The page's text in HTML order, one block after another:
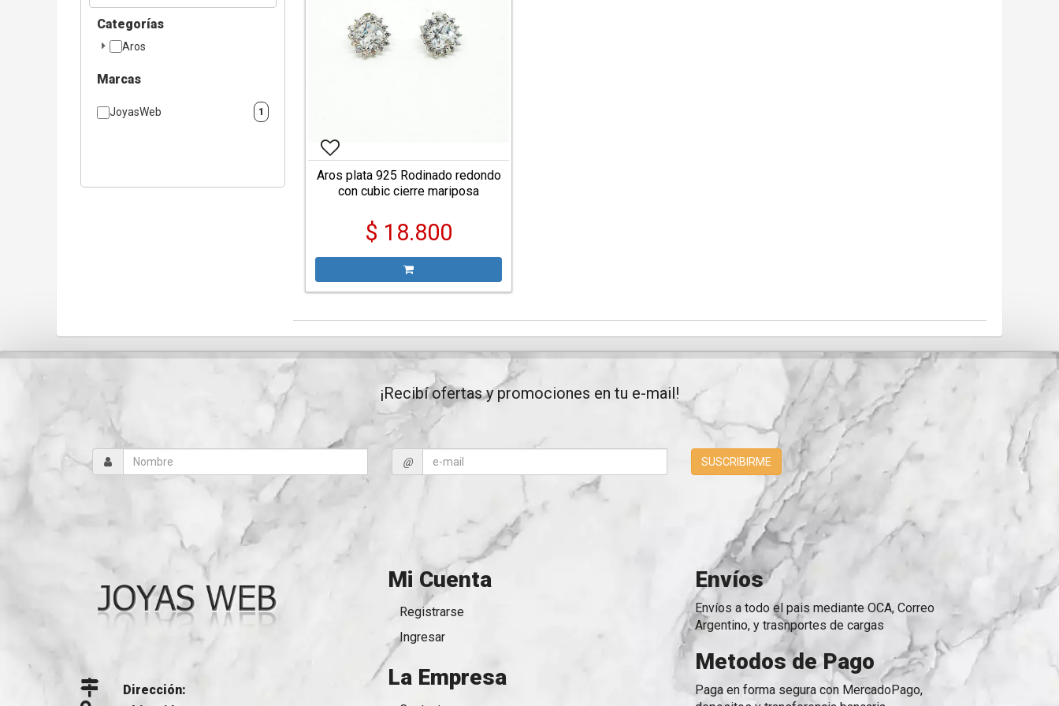
Categorías
Aros
Marcas
JoyasWeb 1
Aros plata 925 Rodinado redondo
con cubic cierre mariposa
$ 18.800
¡Recibí ofertas y promociones en tu e-mail!
@ SUSCRIBIRME
Dirección:
Mi Cuenta
Registrarse
Ingresar
La Empresa
Envíos
Envíos a todo el pais mediante OCA, Correo
Argentino, y trasnportes de cargas
Metodos de Pago
Paga en forma segura con MercadoPago,